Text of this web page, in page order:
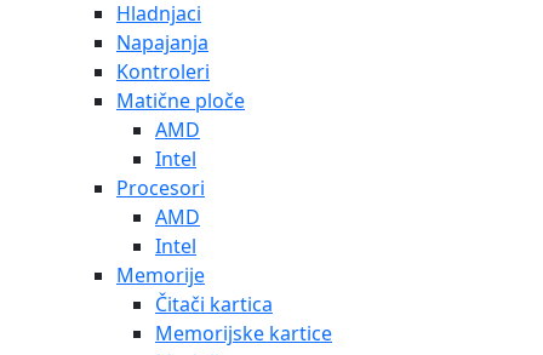
Hladnjaci
Napajanja
Kontroleri
Matične ploče
AMD
Intel
Procesori
AMD
Intel
Memorije
Čitači kartica
Memorijske kartice